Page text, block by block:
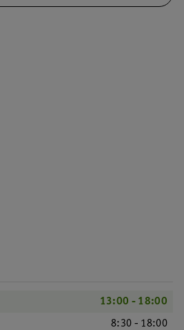
13:00 - 18:00
8:30 - 18:00